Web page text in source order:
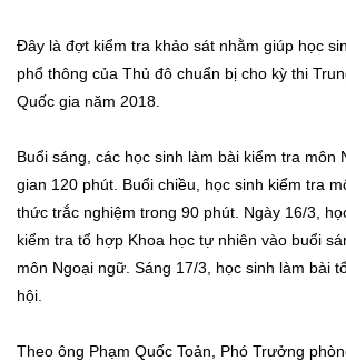
Đây là đợt kiểm tra khảo sát nhằm giúp học
phổ thông của Thủ đô chuẩn bị cho kỳ thi
Quốc gia năm 2018.
Buổi sáng, các học sinh làm bài kiểm tra môn
gian 120 phút. Buổi chiều, học sinh kiểm tra
thức trắc nghiệm trong 90 phút. Ngày 16/3,
kiểm tra tổ hợp Khoa học tự nhiên vào buổi
môn Ngoại ngữ. Sáng 17/3, học sinh làm bài
hội.
Theo ông Phạm Quốc Toản, Phó Trưởng